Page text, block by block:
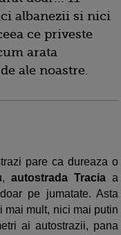
albanezii si nici
ce priveste
arata
ale noastre.
pare ca dureaza o
autostrada Tracia a
pe jumatate. Asta
mai mult, nici mai putin
ai autostrazii, pana